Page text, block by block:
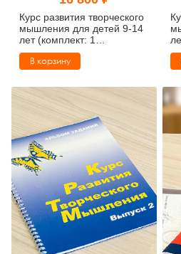
Тревожные расстройства,
Психодрама
Сказкотерапия
Классический, эриксоновский
НЛП
Психология труда и эргономика
Психофизиология
Социальная и
Учебная литература
Курс развития творческого
мышления для детей 9-14
лет (комплект: 1
руководство + 30 тетрадей)
В корзину